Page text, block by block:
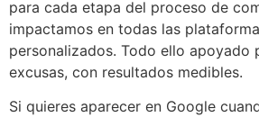
para cada etapa del proceso de
impactamos en todas las
personalizados. Todo ello apoyado
excusas, con resultados medibles.
Si quieres aparecer en Google